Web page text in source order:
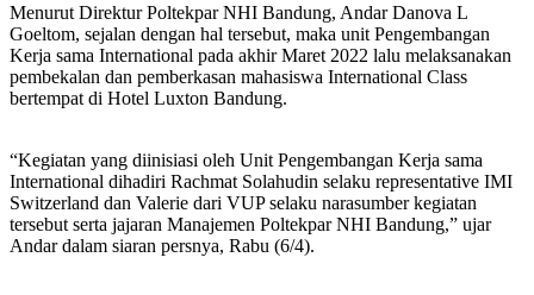
Menurut Direktur Poltekpar NHI Bandung, Andar Danova L
Goeltom, sejalan dengan hal tersebut, maka unit Pengembangan
Kerja sama International pada akhir Maret 2022 lalu melaksanakan
pembekalan dan pemberkasan mahasiswa International Class
bertempat di Hotel Luxton Bandung.
“Kegiatan yang diinisiasi oleh Unit Pengembangan Kerja sama
International dihadiri Rachmat Solahudin selaku representative IMI
Switzerland dan Valerie dari VUP selaku narasumber kegiatan
tersebut serta jajaran Manajemen Poltekpar NHI Bandung,” ujar
Andar dalam siaran persnya, Rabu (6/4).